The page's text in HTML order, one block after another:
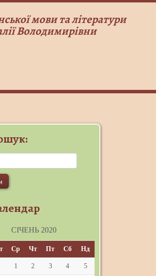
мови та літератури
Володимирівни
СІЧЕНЬ 2020
Ср Чт Пт Сб Нд
1 2 3 4 5